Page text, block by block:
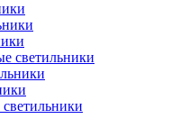
светильники